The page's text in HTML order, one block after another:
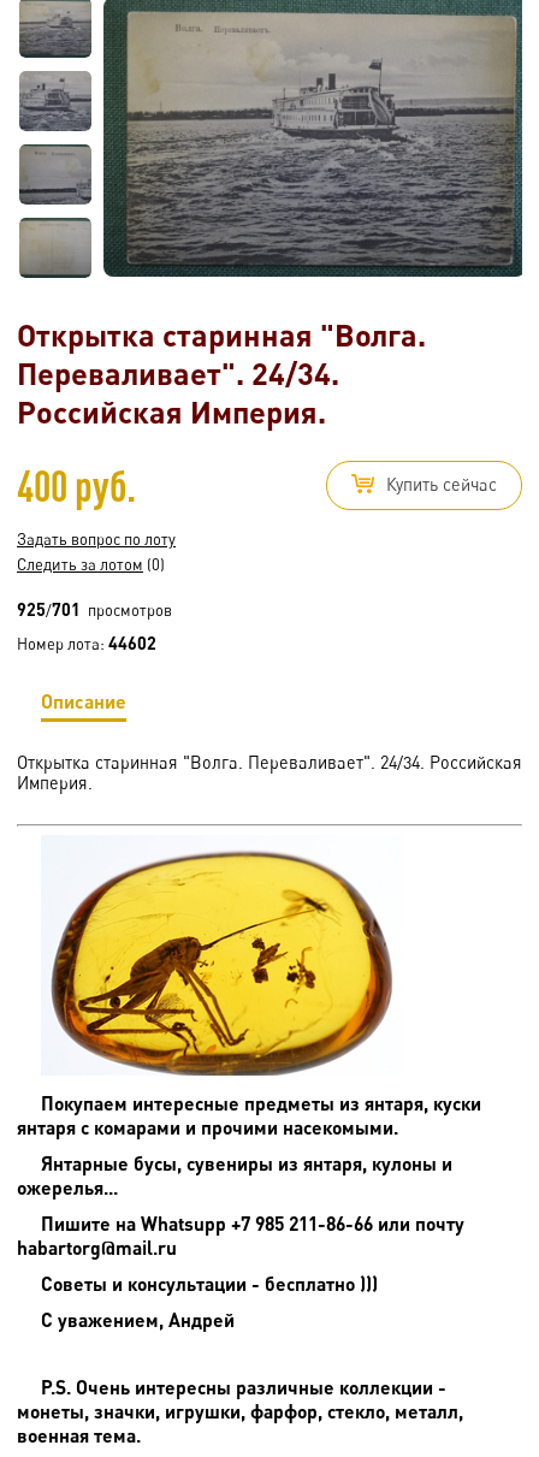
Открытка старинная "Волга.
Переваливает". 24/34.
Российская Империя.
400 руб. Купить сейчас
Задать вопрос по лоту
Следить за лотом (0)
925/701 просмотров
Номер лота: 44602
Описание
Открытка старинная "Волга. Переваливает". 24/34. Российская
Империя.
Покупаем интересные предметы из янтаря, куски
янтаря с комарами и прочими насекомыми.
Янтарные бусы, сувениры из янтаря, кулоны и
ожерелья...
Пишите на Whatsupp +7 985 211-86-66 или почту
habartorg@mail.ru
Советы и консультации - бесплатно )))
С уважением, Андрей
P.S. Очень интересны различные коллекции -
монеты, значки, игрушки, фарфор, стекло, металл,
военная тема.